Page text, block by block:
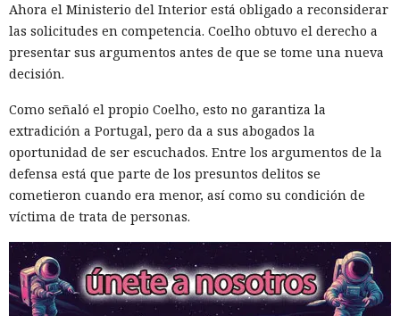
Ahora el Ministerio del Interior está obligado a reconsiderar
las solicitudes en competencia. Coelho obtuvo el derecho a
presentar sus argumentos antes de que se tome una nueva
decisión.
Como señaló el propio Coelho, esto no garantiza la
extradición a Portugal, pero da a sus abogados la
oportunidad de ser escuchados. Entre los argumentos de la
defensa está que parte de los presuntos delitos se
cometieron cuando era menor, así como su condición de
víctima de trata de personas.